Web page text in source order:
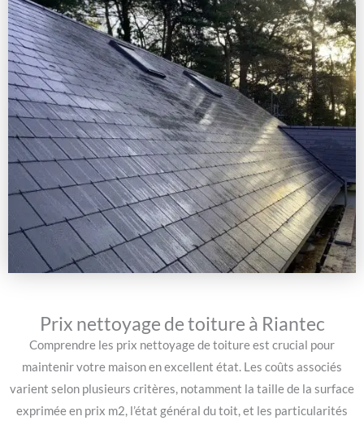
Prix nettoyage de toiture à Riantec
Comprendre les prix nettoyage de toiture est crucial pour
maintenir votre maison en excellent état. Les coûts associés
varient selon plusieurs critères, notamment la taille de la surface
exprimée en prix m2, l’état général du toit, et les particularités